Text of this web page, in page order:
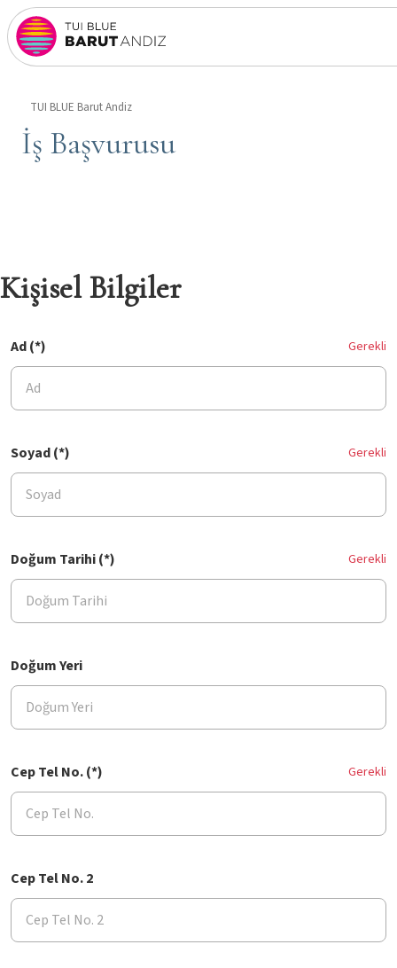
TUI BLUE Barut Andiz
İş Başvurusu
Kişisel Bilgiler
Ad (*) Gerekli
Soyad (*) Gerekli
Doğum Tarihi (*) Gerekli
Doğum Yeri
Cep Tel No. (*) Gerekli
Cep Tel No. 2